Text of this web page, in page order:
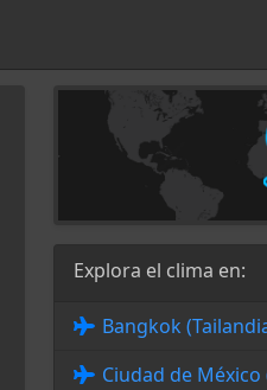
Explora el clima en:
Bangkok
Ciudad de México